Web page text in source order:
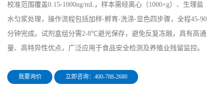
校准范围覆盖0.15-1000ng/mL，样本需经离心（1000×g）、生理盐
水匀浆处理，操作流程包括加样-孵育-洗涤-显色四步骤，全程45-90
分钟完成。试剂盒组分需2-8℃避光保存，避免反复冻融，具有高通
量、高特异性优点，广泛应用于食品安全检测及养殖业残留监控。
我要询价 立即咨询：400-788-2680